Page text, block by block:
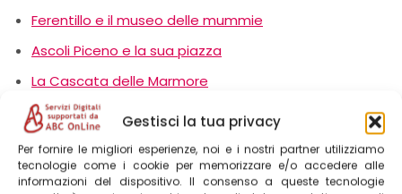
Gestisci la tua privacy
Per fornire le migliori esperienze, noi e i nostri partner utilizziamo
tecnologie come i cookie per memorizzare e/o accedere alle
informazioni del dispositivo. Il consenso a queste tecnologie
Ferentillo e il museo delle mummie
Ascoli Piceno e la sua piazza
La Cascata delle Marmore
Spoleto, la città medievale
Assisi e il Santuario di San Francesco
Il lago di Fiastra